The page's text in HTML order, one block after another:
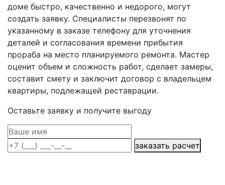
доме быстро, качественно и недорого, могут
создать заявку. Специалисты перезвонят по
указанному в заказе телефону для уточнения
деталей и согласования времени прибытия
прораба на место планируемого ремонта. Мастер
оценит объем и сложность работ, сделает замеры,
составит смету и заключит договор с владельцем
квартиры, подлежащей реставрации.
Оставьте заявку и получите выгоду
заказать расчет